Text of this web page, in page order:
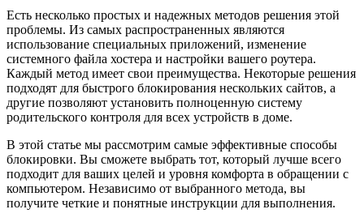
Есть несколько простых и надежных методов решения этой
проблемы. Из самых распространенных являются
использование специальных приложений, изменение
системного файла хостера и настройки вашего роутера.
Каждый метод имеет свои преимущества. Некоторые решения
подходят для быстрого блокирования нескольких сайтов, а
другие позволяют установить полноценную систему
родительского контроля для всех устройств в доме.
В этой статье мы рассмотрим самые эффективные способы
блокировки. Вы сможете выбрать тот, который лучше всего
подходит для ваших целей и уровня комфорта в обращении с
компьютером. Независимо от выбранного метода, вы
получите четкие и понятные инструкции для выполнения.